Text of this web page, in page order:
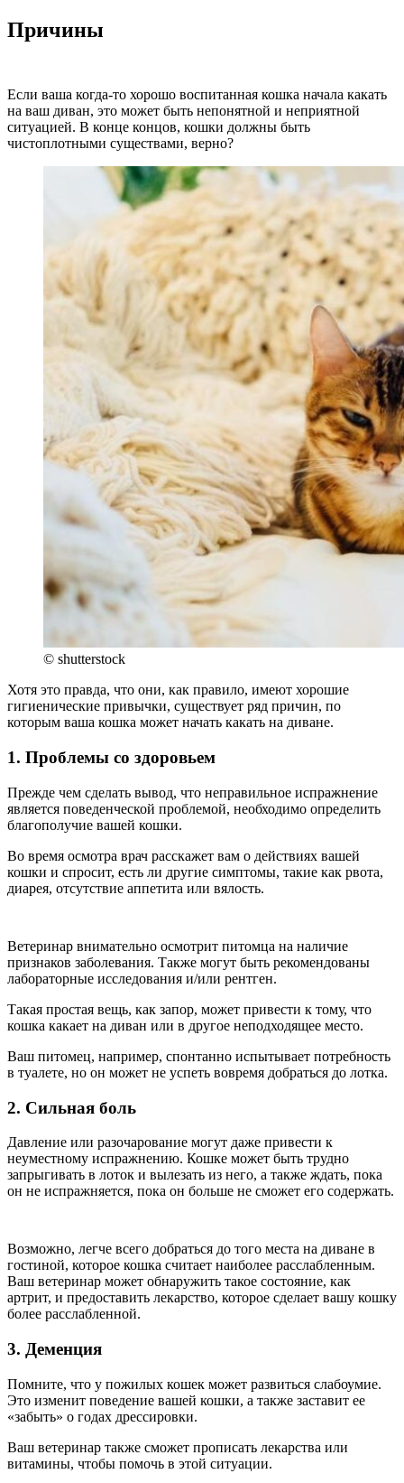
Причины
Если ваша когда-то хорошо воспитанная кошка начала какать
на ваш диван, это может быть непонятной и неприятной
ситуацией. В конце концов, кошки должны быть
чистоплотными существами, верно?
© shutterstock
Хотя это правда, что они, как правило, имеют хорошие
гигиенические привычки, существует ряд причин, по
которым ваша кошка может начать какать на диване.
1. Проблемы со здоровьем
Прежде чем сделать вывод, что неправильное испражнение
является поведенческой проблемой, необходимо определить
благополучие вашей кошки.
Во время осмотра врач расскажет вам о действиях вашей
кошки и спросит, есть ли другие симптомы, такие как рвота,
диарея, отсутствие аппетита или вялость.
Ветеринар внимательно осмотрит питомца на наличие
признаков заболевания. Также могут быть рекомендованы
лабораторные исследования и/или рентген.
Такая простая вещь, как запор, может привести к тому, что
кошка какает на диван или в другое неподходящее место.
Ваш питомец, например, спонтанно испытывает потребность
в туалете, но он может не успеть вовремя добраться до лотка.
2. Сильная боль
Давление или разочарование могут даже привести к
неуместному испражнению. Кошке может быть трудно
запрыгивать в лоток и вылезать из него, а также ждать, пока
он не испражняется, пока он больше не сможет его содержать.
Возможно, легче всего добраться до того места на диване в
гостиной, которое кошка считает наиболее расслабленным.
Ваш ветеринар может обнаружить такое состояние, как
артрит, и предоставить лекарство, которое сделает вашу кошку
более расслабленной.
3. Деменция
Помните, что у пожилых кошек может развиться слабоумие.
Это изменит поведение вашей кошки, а также заставит ее
«забыть» о годах дрессировки.
Ваш ветеринар также сможет прописать лекарства или
витамины, чтобы помочь в этой ситуации.